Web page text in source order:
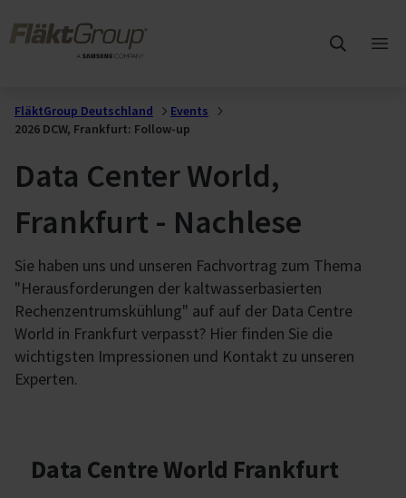
FläktGroup Deutschland
Events
2026 DCW, Frankfurt: Follow-up
Data Center World,
Frankfurt - Nachlese
Sie haben uns und unseren Fachvortrag zum Thema
"Herausforderungen der kaltwasserbasierten
Rechenzentrumskühlung" auf auf der Data Centre
World in Frankfurt verpasst? Hier finden Sie die
wichtigsten Impressionen und Kontakt zu unseren
Experten.
Data Centre World Frankfurt